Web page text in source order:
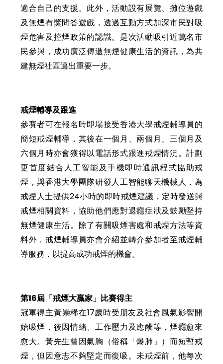
適合自己的支援。此外，活動設有展覽、攤位遊戲
及無煙有獎問答遊戲，透過互動方式加深市民對吸
煙危害及控煙政策的認識。是次活動吸引近萬名市
民參與，成功廣泛傳遞無煙健康生活的資訊，為共
建無煙社區邁出重要一步。
戒煙輔導及跟進
參賽者可在報名時即場接受香港大學戒煙輔導員的
簡短戒煙輔導，其後在一個月、兩個月、三個月及
六個月時亦會獲得以電話形式跟進戒煙情況。計劃
更首度結合人工智能及手機即時通訊程式協助戒
煙，與香港大學團隊研發人工智能聊天機械人，為
戒煙人士提供24小時的即時戒煙建議，定時發送與
戒煙相關資料，協助他們應對退癮症狀及鼓勵堅持
無煙健康生活。除了有關吸煙害處和戒煙方法等資
料外，戒煙輔導員亦會介紹並轉介參加者至戒煙輔
導服務，以提高成功戒煙的機會。
第16屆「戒煙大贏家」比賽得主
冠軍得主黃崇稀在17歲時受朋友及社會風氣影響開
始吸煙，後因情緒、工作壓力及應酬等，煙癮愈來
愈大。黃先生曾因氣胸（俗稱「爆肺」）而短暫戒
煙，但因意志不夠堅定而復吸。未戒煙前，他每次